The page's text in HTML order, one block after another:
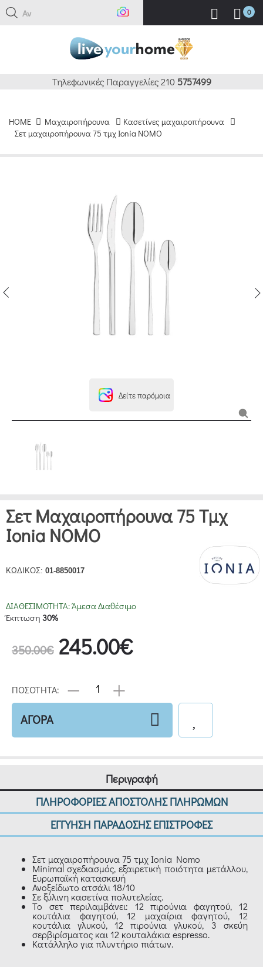
Αναζή 0
Τηλεφωνικές Παραγγελίες 210 5757499
HOME Μαχαιροπήρουνα
Κασετίνες μαχαιροπήρουνα
Σετ μαχαιροπήρουνα 75 τμχ Ionia ΝΟΜΟ
Δείτε παρόμοια
Σετ Μαχαιροπήρουνα 75 Τμχ
Ionia ΝΟΜΟ
ΚΩΔΙΚΟΣ: 01-8850017
ΔΙΑΘΕΣΙΜΟΤΗΤΑ:Άμεσα Διαθέσιμο
Έκπτωση 30%
350.00€ 245.00€
ΠΟΣΟΤΗΤΑ:
ΑΓΟΡΑ
Περιγραφή
ΠΛΗΡΟΦΟΡΙΕΣ ΑΠΟΣΤΟΛΗΣ ΠΛΗΡΩΜΩΝ
ΕΓΓΥΗΣΗ ΠΑΡΑΔΟΣΗΣ ΕΠΙΣΤΡΟΦΕΣ
Σετ μαχαιροπήρουνα 75 τμχ Ionia Nomo
Minimal σχεδιασμός, εξαιρετική ποιότητα μετάλλου,
Ευρωπαϊκή κατασκευή
Ανοξείδωτο ατσάλι 18/10
Σε ξύλινη κασετίνα πολυτελείας.
Το σετ περιλαμβάνει: 12 πιρούνια φαγητού, 12
κουτάλια φαγητού, 12 μαχαίρια φαγητού, 12
κουτάλια γλυκού, 12 πιρούνια γλυκού, 3 σκεύη
σερβιρίσματος και 12 κουταλάκια espresso.
Κατάλληλο για πλυντήριο πιάτων.